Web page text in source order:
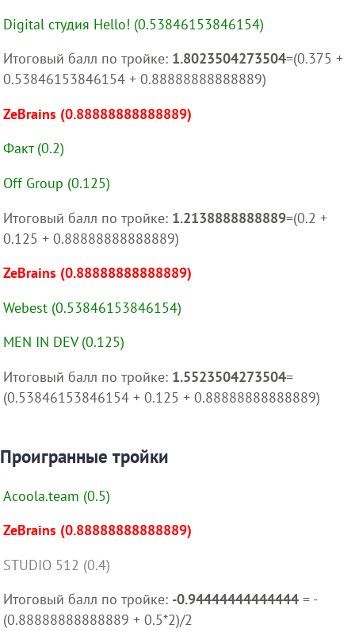
Digital студия Hello! (0.53846153846154)
Итоговый балл по тройке: 1.8023504273504=(0.375 +
0.53846153846154 + 0.88888888888889)
ZeBrains (0.88888888888889)
Факт (0.2)
Off Group (0.125)
Итоговый балл по тройке: 1.2138888888889=(0.2 +
0.125 + 0.88888888888889)
ZeBrains (0.88888888888889)
Webest (0.53846153846154)
MEN IN DEV (0.125)
Итоговый балл по тройке: 1.5523504273504=
(0.53846153846154 + 0.125 + 0.88888888888889)
Проигранные тройки
Acoola.team (0.5)
ZeBrains (0.88888888888889)
STUDIO 512 (0.4)
Итоговый балл по тройке: -0.94444444444444 = -
(0.88888888888889 + 0.5*2)/2